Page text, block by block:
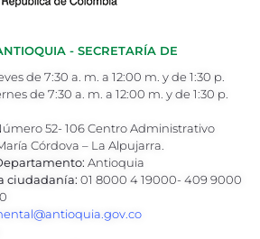
- SECRETARÍA DE
de 7:30 a. m. a 12:00 m. y de 1:30 p.
de 7:30 a. m. a 12:00 m. y de 1:30 p.
52- 106 Centro Administrativo
Córdova – La Alpujarra.
Antioquia
ciudadanía: 01 8000 4 19000- 409 9000